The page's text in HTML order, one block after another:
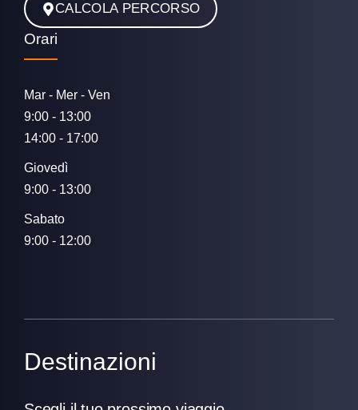
CALCOLA PERCORSO
Orari
Mar - Mer - Ven
9:00 - 13:00
14:00 - 17:00
Giovedì
9:00 - 13:00
Sabato
9:00 - 12:00
Destinazioni